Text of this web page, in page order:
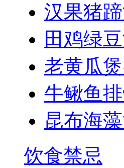
汉果猪
田鸡绿
老黄瓜
牛鳅鱼
昆布海
饮食禁忌